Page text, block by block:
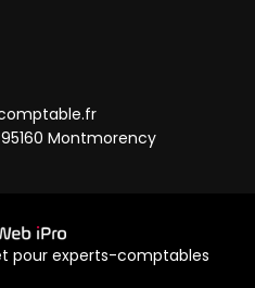
Montmorency
pour experts-comptables